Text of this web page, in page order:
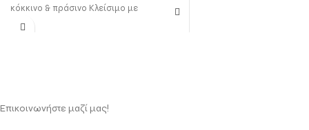
κόκκινο & πράσινο Κλείσιμο με
φερμουάρ / διπλής όψεως
Επικοινωνήστε μαζί μας!